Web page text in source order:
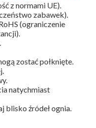
z normami UE).
zabawek).
(ograniczenie
zostać połknięte.
natychmiast
blisko źródeł ognia.